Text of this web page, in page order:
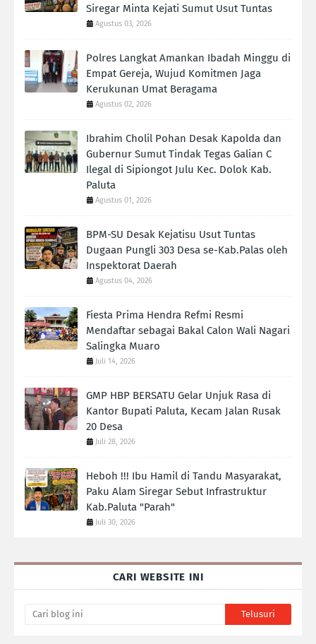
Siregar Minta Kejati Sumut Usut Tuntas
Agustus 03, 2026
Polres Langkat Amankan Ibadah Minggu di
Empat Gereja, Wujud Komitmen Jaga
Kerukunan Umat Beragama
Agustus 02, 2026
Ibrahim Cholil Pohan Desak Kapolda dan
Gubernur Sumut Tindak Tegas Galian C
Ilegal di Sipiongot Julu Kec. Dolok Kab.
Paluta
Agustus 01, 2026
BPM-SU Desak Kejatisu Usut Tuntas
Dugaan Pungli 303 Desa se-Kab.Palas oleh
Inspektorat Daerah
Agustus 04, 2026
Fiesta Prima Hendra Refmi Resmi
Mendaftar sebagai Bakal Calon Wali Nagari
Salingka Muaro
Juli 14, 2026
GMP HBP BERSATU Gelar Unjuk Rasa di
Kantor Bupati Paluta, Kecam Jalan Rusak
20 Desa
Juli 28, 2026
Heboh !!! Ibu Hamil di Tandu Masyarakat,
Paku Alam Siregar Sebut Infrastruktur
Kab.Paluta "Parah"
Juli 30, 2026
CARI WEBSITE INI